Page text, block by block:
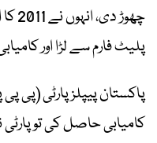
پلیٹ فارم سے لڑا اور
کامیابی حاصل کی تو